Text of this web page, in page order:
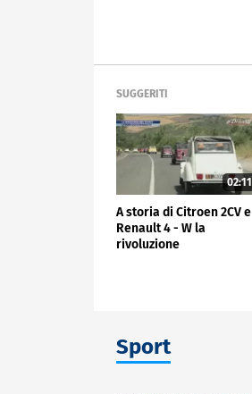
SUGGERITI
02:11
A storia di Citroen 2CV e
Renault 4 - W la
rivoluzione
Sport